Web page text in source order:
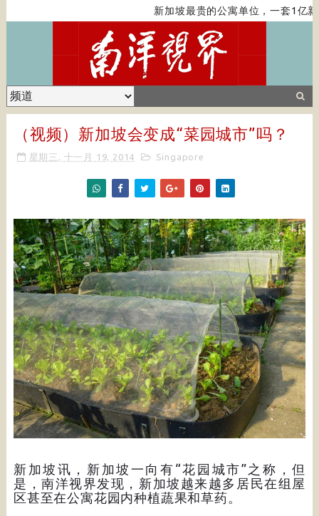
新加坡最贵的公寓单位，一套1亿
（视频）新加坡会变成“菜园城市”吗？
星期三, 十一月 19, 2014 Singapore
新加坡讯，新加坡一向有“花园城市”之称，但
是，南洋视界发现，新加坡越来越多居民在组屋
区甚至在公寓花园内种植蔬果和草药。